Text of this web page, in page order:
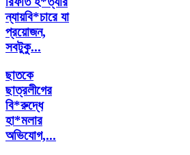
ন্যায়বি*চারে যা
প্রয়োজন,
সবটুকু...
ছাতকে
ছাত্রলীগের
বি*রুদ্ধে
হা*মলার
অভিযোগ,...